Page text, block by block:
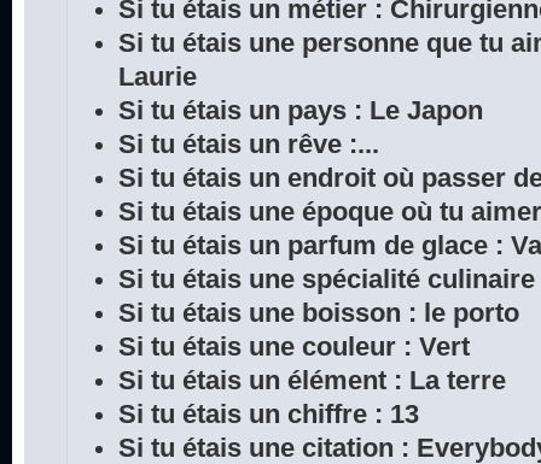
Si tu étais un métier :
Si tu étais une personne que tu
Laurie
Si tu étais un pays : Le Japon
Si tu étais un rêve :...
Si tu étais un endroit où passer
Si tu étais une époque où tu
Si tu étais un parfum de glace :
Si tu étais une spécialité
Si tu étais une boisson : le porto
Si tu étais une couleur : Vert
Si tu étais un élément : La terre
Si tu étais un chiffre : 13
Si tu étais une citation :